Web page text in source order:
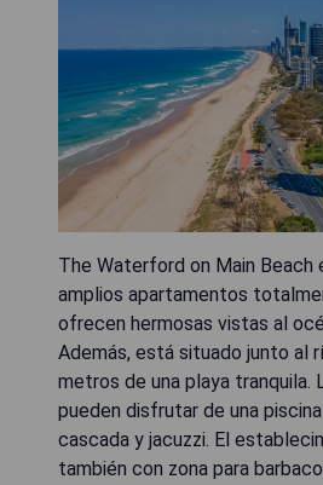
The Waterford on Main Beach
amplios apartamentos
ofrecen hermosas vistas al
Además, está situado junto al
metros de una playa tranquila.
pueden disfrutar de una
cascada y jacuzzi. El
también con zona para